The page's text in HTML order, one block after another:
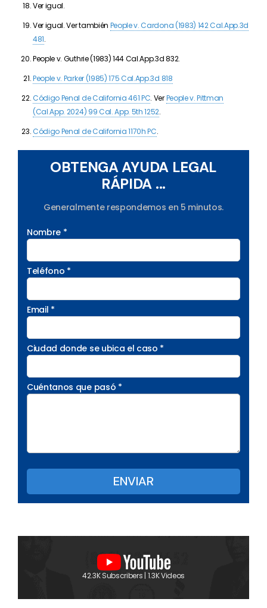
Ver igual.
Ver igual. Ver también People v. Cardona (1983) 142 Cal.App.3d
481.
People v. Guthrie (1983) 144 Cal.App.3d 832.
People v. Parker (1985) 175 Cal.App.3d 818
Código Penal de California 461 PC. VerPeople v. Pittman
(Cal.App. 2024) 99 Cal. App. 5th 1252.
Código Penal de California 1170h PC.
OBTENGA AYUDA LEGAL
RÁPIDA ...
Generalmente respondemos en 5 minutos.
Nombre *
Teléfono *
Email *
Ciudad donde se ubica el caso *
Cuéntanos que pasó *
42.3K Subscribers | 1.3K Videos